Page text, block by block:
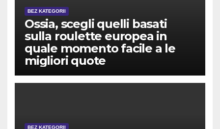
BEZ KATEGORII
Ossia, scegli quelli basati
sulla roulette europea in
quale momento facile a le
migliori quote
BEZ KATEGORII